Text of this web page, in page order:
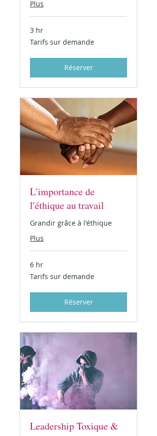
Plus
3 hr
Tarifs
sur
Tarifs sur demande
Réserver
L'importance de
l'éthique au travail
Grandir grâce à l'éthique
Plus
6 hr
Tarifs
sur
Tarifs sur demande
Réserver
Leadership Toxique &